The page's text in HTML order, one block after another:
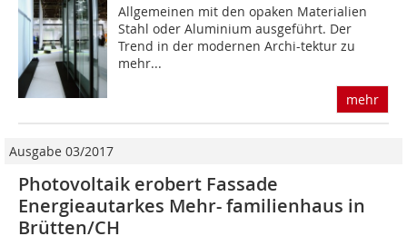
Allgemeinen mit den opaken Materialien
Stahl oder Aluminium aus­geführt. Der
Trend in der modernen Archi­-tektur zu
mehr...
mehr
Ausgabe 03/2017
Photovoltaik erobert Fassade
Energieautarkes Mehr- familienhaus in
Brütten/CH